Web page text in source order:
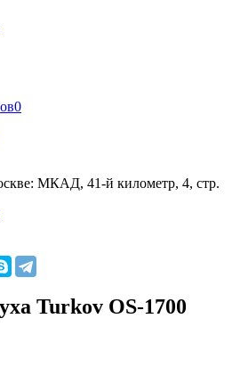
0
МКАД, 41-й километр, 4, стр.
Turkov OS-1700